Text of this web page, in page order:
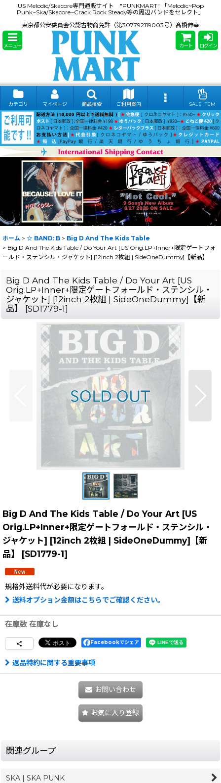
US Melodic/Skacore専門通販サイト "PUNKMART" 「Melodic~Pop
Punk~Ska/Skacore~Crack Rock Steady等の周辺バンドをセレクト」
東京都公安委員会公認古物商免許（第307792119003号）髙橋伸幸
メニュー カート ログイン
カテゴリ マイページ 商品検索 ご利用案内 SALE ITEM
ホーム > ☆ BAND: B > Big D And The Kids Table
> Big D And The Kids Table / Do Your Art [US Orig.LP+Inner+限定ゲートフォ
ールド・ステンシル・ジャケット] [12inch 2枚組 | SideOneDummy]【新品】
Big D And The Kids Table / Do Your Art [US
Orig.LP+Inner+限定ゲートフォールド・ステンシル・
ジャケット] [12inch 2枚組 | SideOneDummy]【新
品】
[SD1779-1]
Big D And The Kids Table / Do Your Art [US
Orig.LP+Inner+限定ゲートフォールド・ステンシル・
ジャケット] [12inch 2枚組 | SideOneDummy]【新
品】
[SD1779-1]
規格外送料代が必要になります。
送料オプション金額はこちらでご確認ください。
在庫数 在庫なし
Facebookでシェア
返品特約に関する重要事項
お問い合わせ
お気に入り登録
関連グループ
SKA | SKA PUNK